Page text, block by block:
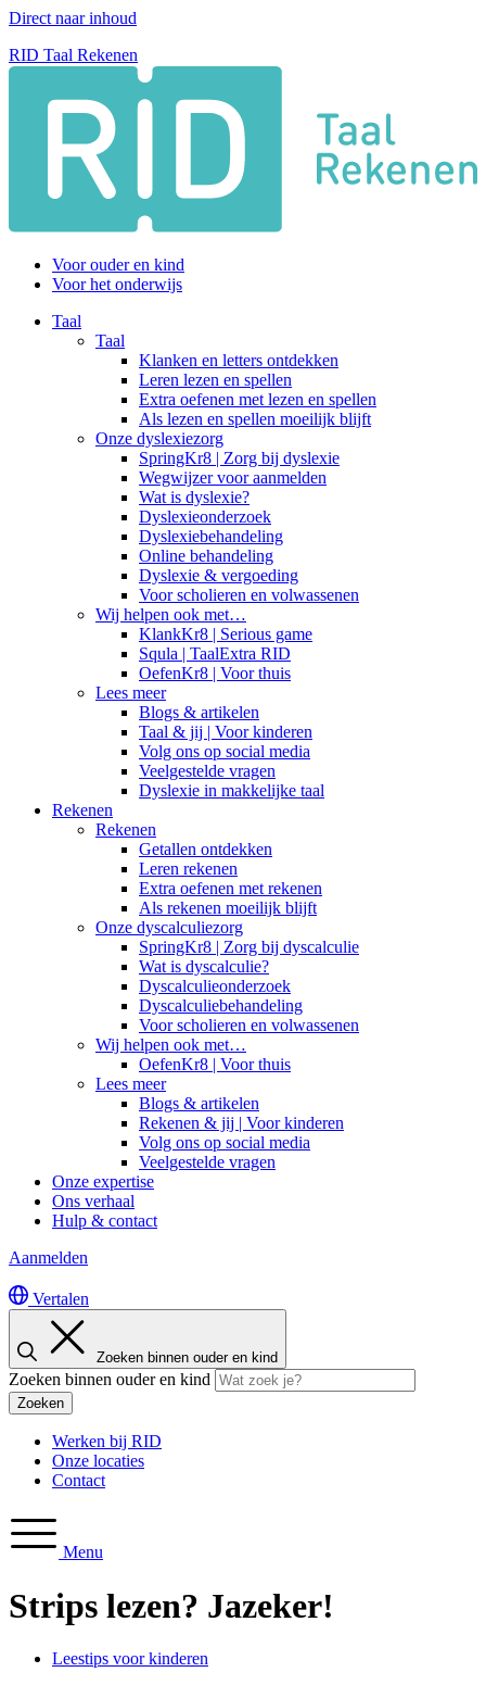
Direct naar inhoud
RID Taal Rekenen
Voor ouder en kind
Voor het onderwijs
Taal
Taal
Klanken en letters ontdekken
Leren lezen en spellen
Extra oefenen met lezen en spellen
Als lezen en spellen moeilijk blijft
Onze dyslexiezorg
SpringKr8 | Zorg bij dyslexie
Wegwijzer voor aanmelden
Wat is dyslexie?
Dyslexieonderzoek
Dyslexiebehandeling
Online behandeling
Dyslexie & vergoeding
Voor scholieren en volwassenen
Wij helpen ook met…
KlankKr8 | Serious game
Squla | TaalExtra RID
OefenKr8 | Voor thuis
Lees meer
Blogs & artikelen
Taal & jij | Voor kinderen
Volg ons op social media
Veelgestelde vragen
Dyslexie in makkelijke taal
Rekenen
Rekenen
Getallen ontdekken
Leren rekenen
Extra oefenen met rekenen
Als rekenen moeilijk blijft
Onze dyscalculiezorg
SpringKr8 | Zorg bij dyscalculie
Wat is dyscalculie?
Dyscalculieonderzoek
Dyscalculiebehandeling
Voor scholieren en volwassenen
Wij helpen ook met…
OefenKr8 | Voor thuis
Lees meer
Blogs & artikelen
Rekenen & jij | Voor kinderen
Volg ons op social media
Veelgestelde vragen
Onze expertise
Ons verhaal
Hulp & contact
Aanmelden
Vertalen
Zoeken binnen ouder en kind
Zoeken binnen ouder en kind
Zoeken
Werken bij RID
Onze locaties
Contact
Menu
Strips lezen? Jazeker!
Leestips voor kinderen